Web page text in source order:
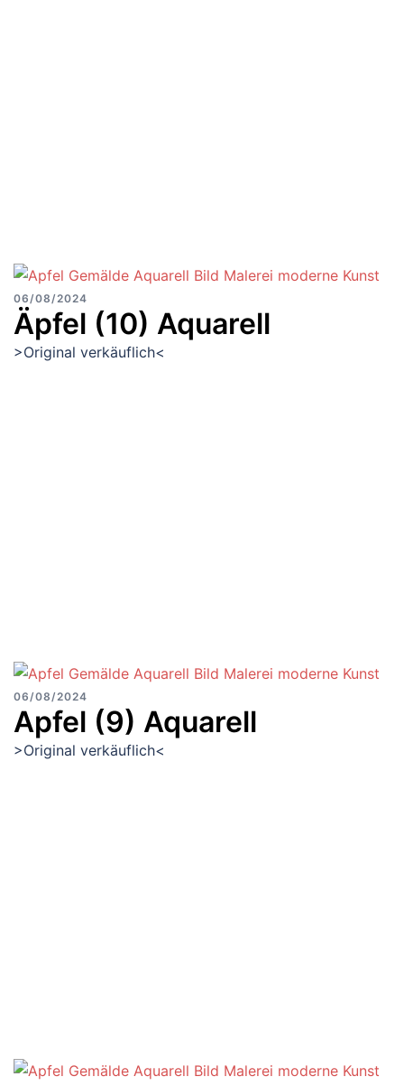
06/08/2024
Äpfel (10) Aquarell
>Original verkäuflich<
06/08/2024
Apfel (9) Aquarell
>Original verkäuflich<